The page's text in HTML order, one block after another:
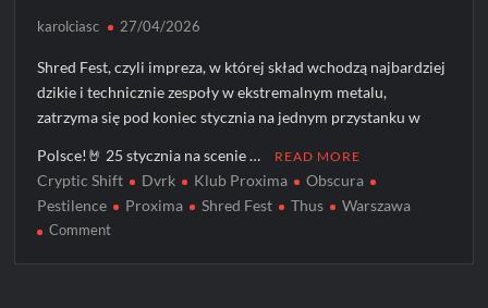
karolciasc 27/04/2026
Shred Fest, czyli impreza, w której skład wchodzą najbardziej
dzikie i technicznie zespoły w ekstremalnym metalu,
zatrzyma się pod koniec stycznia na jednym przystanku w
Polsce!🤘 25 stycznia na scenie … READ MORE
Cryptic Shift Dvrk Klub Proxima
Obscura
Pestilence
Proxima Shred Fest Thus Warszawa
Commenton